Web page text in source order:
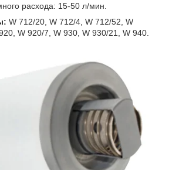
расхода: 15-50 л/мин.
W 712/20, W 712/4, W 712/52, W
W 920/7, W 930, W 930/21, W 940.